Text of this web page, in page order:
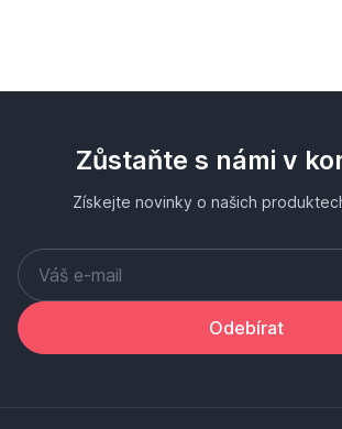
Zůstaňte s námi v
Získejte novinky o našich
Odebírat